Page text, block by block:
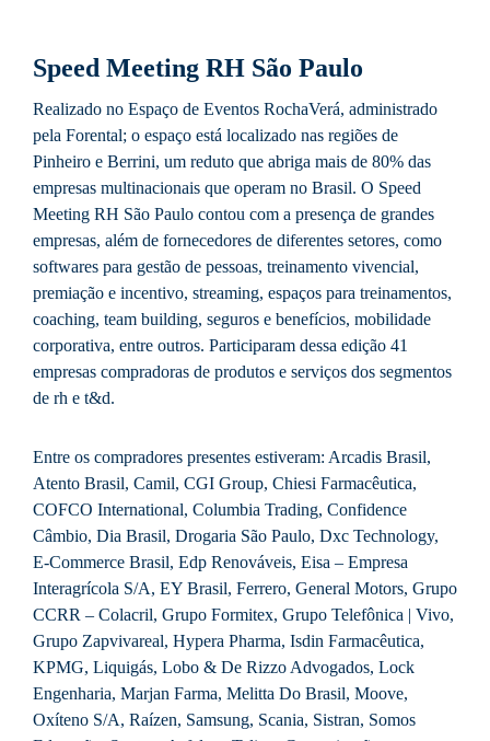
Speed Meeting RH São Paulo
Realizado no Espaço de Eventos RochaVerá, administrado
pela Forental; o espaço está localizado nas regiões de
Pinheiro e Berrini, um reduto que abriga mais de 80% das
empresas multinacionais que operam no Brasil. O Speed
Meeting RH São Paulo contou com a presença de grandes
empresas, além de fornecedores de diferentes setores, como
softwares para gestão de pessoas, treinamento vivencial,
premiação e incentivo, streaming, espaços para treinamentos,
coaching, team building, seguros e benefícios, mobilidade
corporativa, entre outros. Participaram dessa edição 41
empresas compradoras de produtos e serviços dos segmentos
de rh e t&d.
Entre os compradores presentes estiveram: Arcadis Brasil,
Atento Brasil, Camil, CGI Group, Chiesi Farmacêutica,
COFCO International, Columbia Trading, Confidence
Câmbio, Dia Brasil, Drogaria São Paulo, Dxc Technology,
E-Commerce Brasil, Edp Renováveis, Eisa – Empresa
Interagrícola S/A, EY Brasil, Ferrero, General Motors, Grupo
CCRR – Colacril, Grupo Formitex, Grupo Telefônica | Vivo,
Grupo Zapvivareal, Hypera Pharma, Isdin Farmacêutica,
KPMG, Liquigás, Lobo & De Rizzo Advogados, Lock
Engenharia, Marjan Farma, Melitta Do Brasil, Moove,
Oxíteno S/A, Raízen, Samsung, Scania, Sistran, Somos